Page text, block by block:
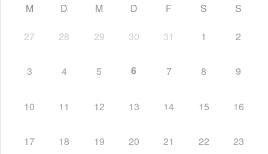
M D M D F S S
27 28 29 30 31 1 2
3 4 5 6 7 8 9
10 11 12 13 14 15 16
17 18 19 20 21 22 23